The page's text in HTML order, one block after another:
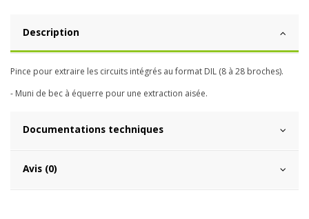
Description
Pince pour extraire les circuits intégrés au format DIL (8 à 28 broches).
- Muni de bec à équerre pour une extraction aisée.
Documentations techniques
Avis (0)